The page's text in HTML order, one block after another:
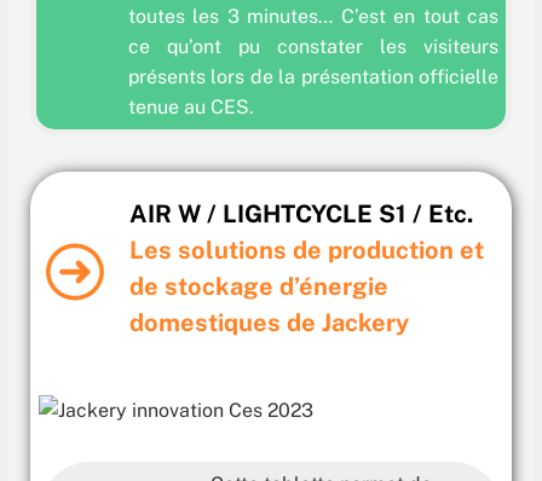
toutes les 3 minutes… C’est en tout cas
ce qu’ont pu constater les visiteurs
présents lors de la présentation officielle
tenue au CES.
AIR W / LIGHTCYCLE S1 / Etc.
Les solutions de production et
de stockage d’énergie
domestiques de Jackery